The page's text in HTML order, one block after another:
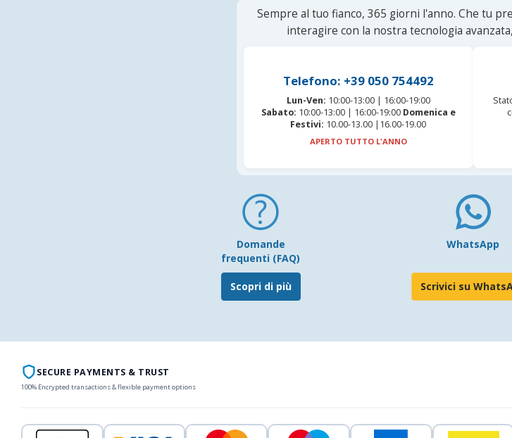
Sempre al tuo fianco, 365 giorni l'anno. Che tu
interagire con la nostra tecnologia
Telefono: +39 050 754492
Lun-Ven: 10:00-13:00 | 16:00-19:00
Sabato: 10:00-13:00 | 16:00-19:00 Domenica e
Festivi: 10.00-13.00 |16.00-19.00
APERTO TUTTO L'ANNO
Domande
frequenti (FAQ)
Scopri di più
WhatsApp
Scrivici su
SECURE PAYMENTS & TRUST
100% Encrypted transactions & flexible payment options